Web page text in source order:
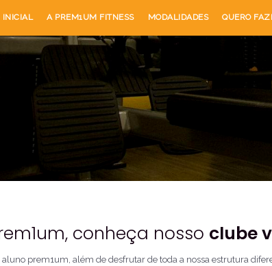
INICIAL A PREM1UM FITNESS MODALIDADES QUERO
conheça nosso clube
prem1um, além de desfrutar de toda a nossa estrutura